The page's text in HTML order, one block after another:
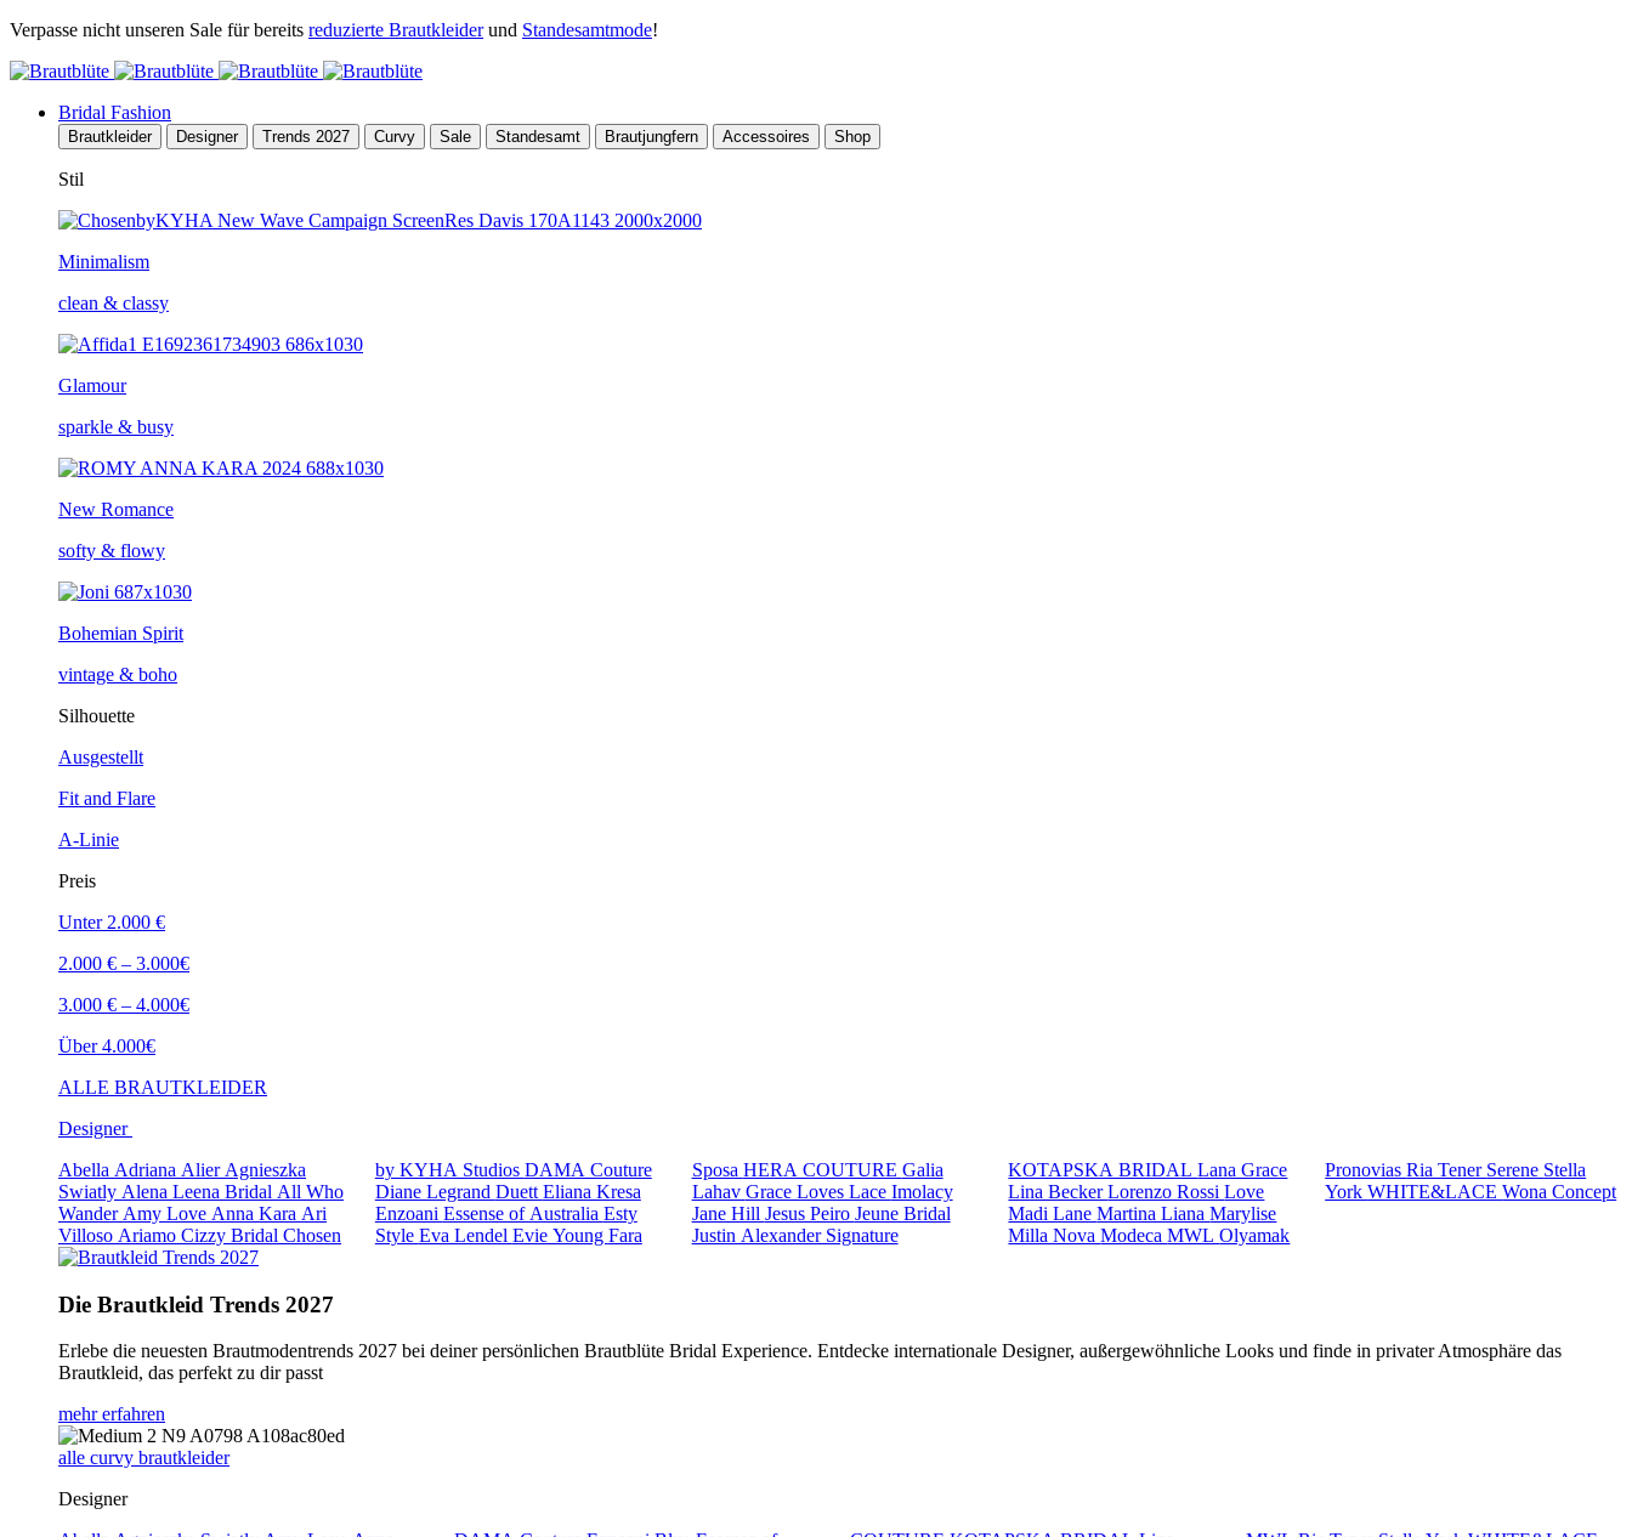
Verpasse nicht unseren Sale für bereits reduzierte Brautkleiderund Standesamtmode!
Bridal Fashion
Brautkleider Designer Trends 2027 Curvy Sale Standesamt Brautjungfern Accessoires Shop
Stil
Minimalism
clean & classy
Glamour
sparkle & busy
New Romance
softy & flowy
Bohemian Spirit
vintage & boho
Silhouette
Ausgestellt
Fit and Flare
A-Linie
Preis
Unter 2.000 €
2.000 € – 3.000€
3.000 € – 4.000€
Über 4.000€
ALLE BRAUTKLEIDER
Designer
Abella Adriana Alier Agnieszka
Swiatly Alena Leena Bridal All Who
Wander Amy Love Anna Kara Ari
Villoso Ariamo Cizzy Bridal Chosen
by KYHA Studios DAMA Couture
Diane Legrand Duett Eliana Kresa
Enzoani Essense of Australia Esty
Style Eva Lendel Evie Young Fara
Sposa HERA COUTURE Galia
Lahav Grace Loves Lace Imolacy
Jane Hill Jesus Peiro Jeune Bridal
Justin Alexander Signature
KOTAPSKA BRIDALLana Grace
Lina BeckerLorenzo RossiLove
Madi LaneMartina LianaMarylise
Milla NovaModecaMWLOlyamak
PronoviasRia Tener Serene Stella
YorkWHITE&LACEWona Concept
Die Brautkleid Trends 2027
Erlebe die neuesten Brautmodentrends 2027 bei deiner persönlichen Brautblüte Bridal Experience. Entdecke internationale Designer, außergewöhnliche Looks und finde in privater Atmosphäre das
Brautkleid, das perfekt zu dir passt
mehr erfahren
alle curvy brautkleider
Designer